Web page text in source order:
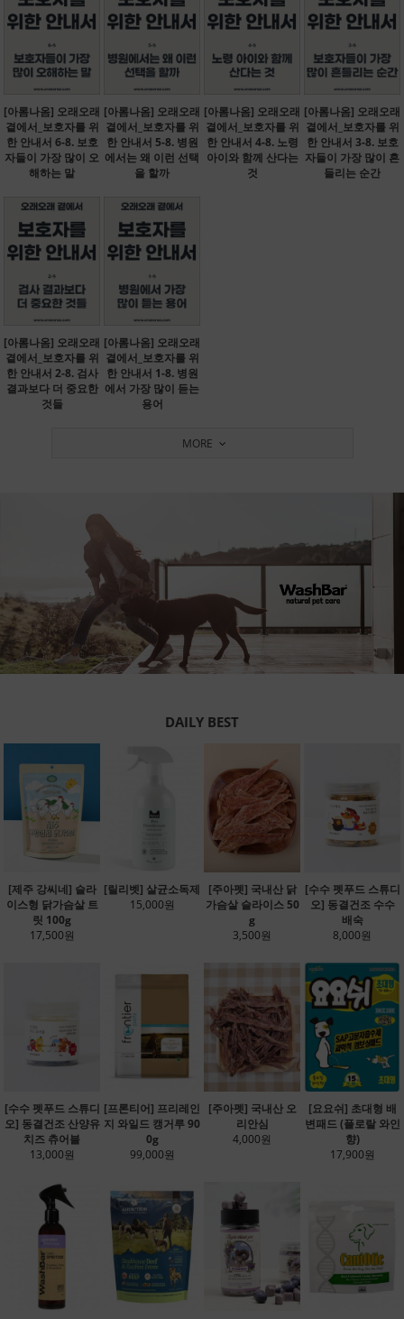
[아롬나옴] 오래오래
곁에서_보호자를 위
한 안내서 6-8. 보호
자들이 가장 많이 오
해하는 말
[아롬나옴] 오래오래
곁에서_보호자를 위
한 안내서 5-8. 병원
에서는 왜 이런 선택
을 할까
[아롬나옴] 오래오래
곁에서_보호자를 위
한 안내서 4-8. 노령
아이와 함께 산다는
것
[아롬나옴] 오래오래
곁에서_보호자를 위
한 안내서 3-8. 보호
자들이 가장 많이 흔
들리는 순간
[아롬나옴] 오래오래
곁에서_보호자를 위
한 안내서 2-8. 검사
결과보다 더 중요한
것들
[아롬나옴] 오래오래
곁에서_보호자를 위
한 안내서 1-8. 병원
에서 가장 많이 듣는
용어
MORE
DAILY BEST
[제주 강씨네] 슬라
이스형 닭가슴살 트
릿 100g
17,500원
[릴리벳] 살균소독제
15,000원
[주아펫] 국내산 닭
가슴살 슬라이스 50
g
3,500원
[수수 펫푸드 스튜디
오] 동결건조 수수
배숙
8,000원
[수수 펫푸드 스튜디
오] 동결건조 산양유
치즈 츄어블
13,000원
[프론티어] 프리레인
지 와일드 캥거루 90
0g
99,000원
[주아펫] 국내산 오
리안심
4,000원
[요요쉬] 초대형 배
변패드 (플로랄 와인
향)
17,900원